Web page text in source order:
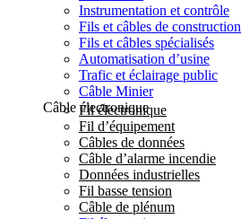
Instrumentation et contrôle
Fils et câbles de construction
Fils et câbles spécialisés
Automatisation d’usine
Trafic et éclairage public
Câble Minier
Câble électronique
Fil électronique
Fil d’équipement
Câbles de données
Câble d’alarme incendie
Données industrielles
Fil basse tension
Câble de plénum